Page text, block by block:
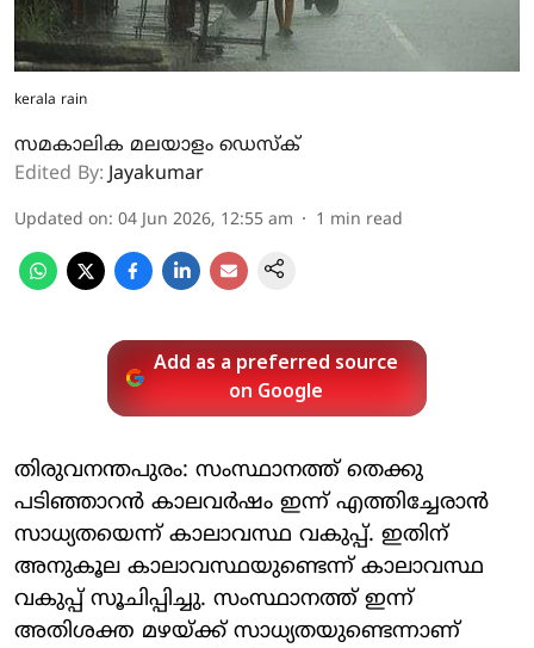
kerala rain
സമകാലിക മലയാളം ഡെസ്ക്
Edited By: Jayakumar
Updated on: 04 Jun 2026, 12:55 am 1 min read
Add as a preferred source
on Google
തിരുവനന്തപുരം: സംസ്ഥാനത്ത് തെക്കു
പടിഞ്ഞാറന്‍ കാലവര്‍ഷം ഇന്ന് എത്തിച്ചേരാന്‍
സാധ്യതയെന്ന് കാലാവസ്ഥ വകുപ്പ്. ഇതിന്
അനുകൂല കാലാവസ്ഥയുണ്ടെന്ന് കാലാവസ്ഥ
വകുപ്പ് സൂചിപ്പിച്ചു. സംസ്ഥാനത്ത് ഇന്ന്
അതിശക്ത മഴയ്ക്ക് സാധ്യതയുണ്ടെന്നാണ്